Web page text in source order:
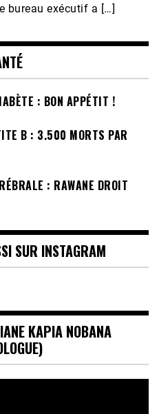
bureau exécutif a […]
: BON APPÉTIT !
B : 3.500 MORTS PAR
: RAWANE DROIT
SUR INSTAGRAM
KAPIA NOBANA